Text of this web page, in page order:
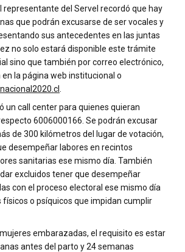
representante del Servel recordó que hay
que podrán excusarse de ser vocales y
sus antecedentes en las juntas
no solo estará disponible este trámite
sino que también por correo electrónico,
la página web institucional o
un call center para quienes quieran
6006000166. Se podrán excusar
de 300 kilómetros del lugar de votación,
desempeñar labores en recintos
sanitarias ese mismo día. También
excluidos tener que desempeñar
con el proceso electoral ese mismo día
o psíquicos que impidan cumplir
embarazadas, el requisito es estar
antes del parto y 24 semanas